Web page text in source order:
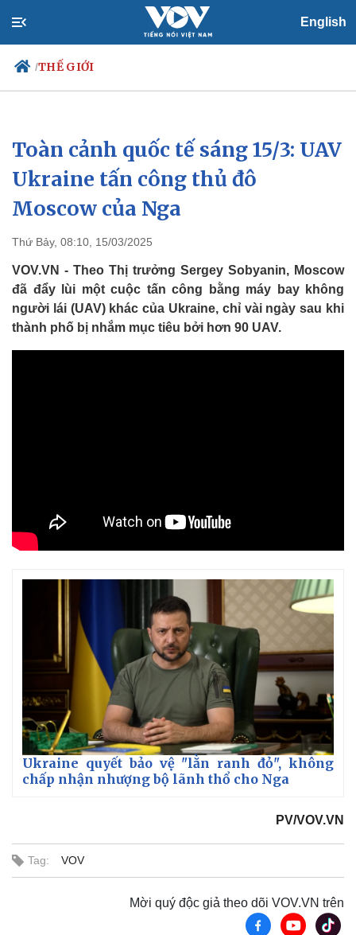
English
/THẾ GIỚI
Chính trị
Đảng
Tổ chức nhân sự
Quốc hội
Xã hội
Tin 24h
Dự báo thời tiết
Toàn cảnh quốc tế sáng 15/3: UAV
Ukraine tấn công thủ đô
Moscow của Nga
Thứ Bảy, 08:10, 15/03/2025
VOV.VN - Theo Thị trưởng Sergey Sobyanin, Moscow
đã đẩy lùi một cuộc tấn công bằng máy bay không
người lái (UAV) khác của Ukraine, chỉ vài ngày sau khi
thành phố bị nhắm mục tiêu bởi hơn 90 UAV.
Ukraine quyết bảo vệ "lằn ranh đỏ", không
chấp nhận nhượng bộ lãnh thổ cho Nga
PV/VOV.VN
Tag: VOV
Mời quý độc giả theo dõi VOV.VN trên